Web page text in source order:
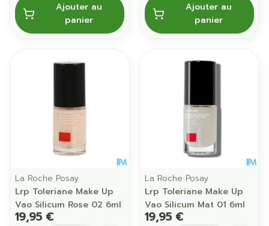
Ajouter au
panier
Ajouter au
panier
La Roche Posay
Lrp Toleriane Make Up
Vao Silicum Rose 02 6ml
19,95 €
La Roche Posay
Lrp Toleriane Make Up
Vao Silicum Mat 01 6ml
19,95 €